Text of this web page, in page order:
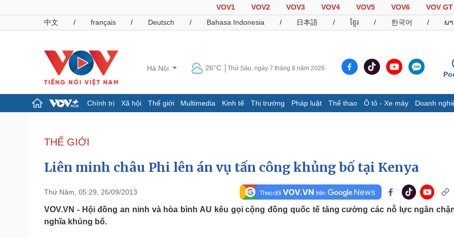
VOV1 VOV2 VOV3 VOV4 VOV5 VOV6
VOV GT
中文
/ français / Deutsch / Bahasa Indonesia / 日本語 / ខ្មែរ / 한국어 / ພ
Hà Nội 26°C Thứ Sáu, ngày 7 tháng 8 năm 2026
Chính trị Xã hội Thế giới Multimedia Kinh tế Thị trường Pháp luật Thể thao Ô tô - Xe máy Doanh
Đảng
Tổ chức nhân sự
Nhận diện sự thật
Dấu ấn VOV
E-Magazine
Infographic
Pháp luật
Vụ án
Quân sự - Quốc phòng
Thể thao
Ô tô - Xe máy
THẾ GIỚI
Liên minh châu Phi lên án vụ tấn công khủng bố tại Kenya
Thứ Năm, 05:29, 26/09/2013
VOV.VN - Hội đồng an ninh và hòa bình AU kêu gọi cộng đồng quốc tế tăng cường các nỗ lực ngăn
nghĩa khủng bố.